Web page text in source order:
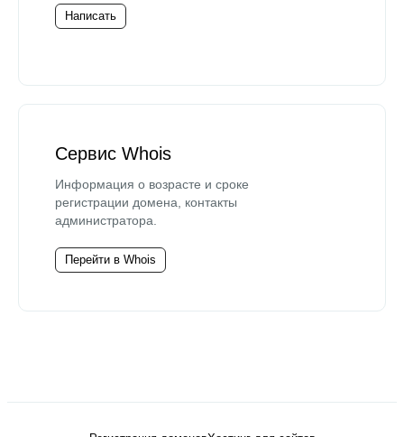
Написать
Сервис Whois
Информация о возрасте и сроке
регистрации домена, контакты
администратора.
Перейти в Whois